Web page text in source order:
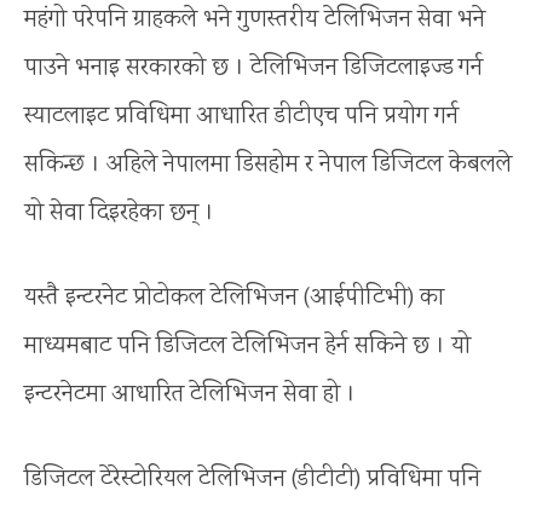
महंगो परेपनि ग्राहकले भने गुणस्तरीय टेलिभिजन सेवा भने
पाउने भनाइ सरकारको छ । टेलिभिजन डिजिटलाइज्ड गर्न
स्याटलाइट प्रविधिमा आधारित डीटीएच पनि प्रयोग गर्न
सकिन्छ । अहिले नेपालमा डिसहोम र नेपाल डिजिटल केबलले
यो सेवा दिइरहेका छन् ।
यस्तै इन्टरनेट प्रोटोकल टेलिभिजन (आईपीटिभी) का
माध्यमबाट पनि डिजिटल टेलिभिजन हेर्न सकिने छ । यो
इन्टरनेटमा आधारित टेलिभिजन सेवा हो ।
डिजिटल टेरेस्टोरियल टेलिभिजन (डीटीटी) प्रविधिमा पनि